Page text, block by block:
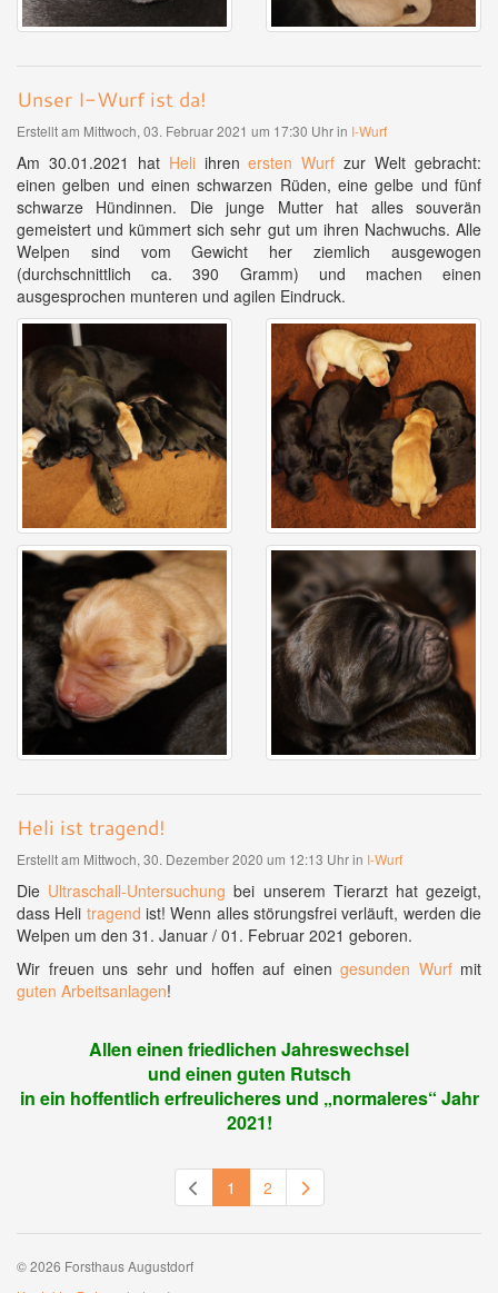
Unser I-Wurf ist da!
Erstellt am Mittwoch, 03. Februar 2021 um 17:30 Uhr in I-Wurf
Am 30.01.2021 hat Heliihrenersten Wurf zur Welt gebracht:
einen gelben und einen schwarzen Rüden, eine gelbe und fünf
schwarze Hündinnen. Die junge Mutter hat alles souverän
gemeistert und kümmert sich sehr gut um ihren Nachwuchs. Alle
Welpen sind vom Gewicht her ziemlich ausgewogen
(durchschnittlich ca. 390 Gramm) und machen einen
ausgesprochen munteren und agilen Eindruck.
Heli ist tragend!
Erstellt am Mittwoch, 30. Dezember 2020 um 12:13 Uhr in I-Wurf
Die Ultraschall-Untersuchung bei unserem Tierarzt hat gezeigt,
dass Heli tragend ist! Wenn alles störungsfrei verläuft, werden die
Welpen um den 31. Januar / 01. Februar 2021 geboren.
Wir freuen uns sehr und hoffen auf einen gesunden Wurfmit
guten Arbeitsanlagen!
Allen einen friedlichen Jahreswechsel
und einen guten Rutsch
in ein hoffentlich erfreulicheres und „normaleres“ Jahr
2021!
1 2
© 2026 Forsthaus Augustdorf